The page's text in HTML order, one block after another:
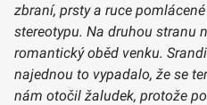
zbraní, prsty a ruce
stereotypu. Na druhou stranu
romantický oběd venku.
najednou to vypadalo, že se
nám otočil žaludek, protože